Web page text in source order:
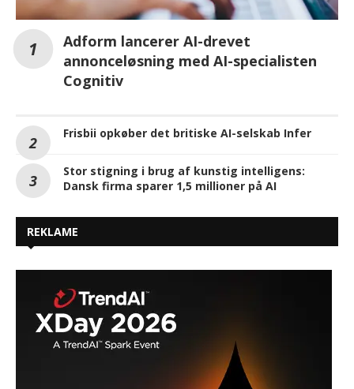
Adform lancerer AI-drevet
annonceløsning med AI-specialisten
Cognitiv
Frisbii opkøber det britiske AI-selskab Infer
Stor stigning i brug af kunstig intelligens:
Dansk firma sparer 1,5 millioner på AI
REKLAME